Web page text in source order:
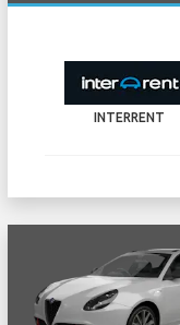
INTERRENT